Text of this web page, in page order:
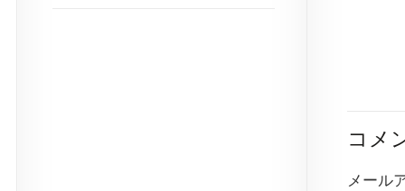
コメ
メール